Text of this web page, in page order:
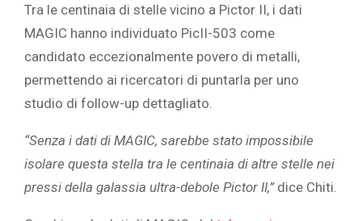
Tra le centinaia di stelle vicino a Pictor II, i dati
MAGIC hanno individuato PicII-503 come
candidato eccezionalmente povero di metalli,
permettendo ai ricercatori di puntarla per uno
studio di follow-up dettagliato.
“Senza i dati di MAGIC, sarebbe stato impossibile
isolare questa stella tra le centinaia di altre stelle nei
pressi della galassia ultra-debole Pictor II,” dice Chiti.